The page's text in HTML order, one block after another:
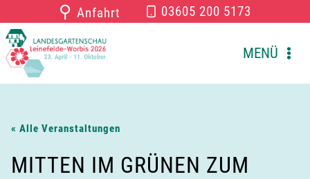
Inhalt
springen
⚲ Anfahrt 03605 200 5173
MENÜ
« Alle Veranstaltungen
MITTEN IM GRÜNEN ZUM